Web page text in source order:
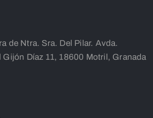
de Ntra. Sra. Del Pilar. Avda.
Díaz 11, 18600 Motril, Granada